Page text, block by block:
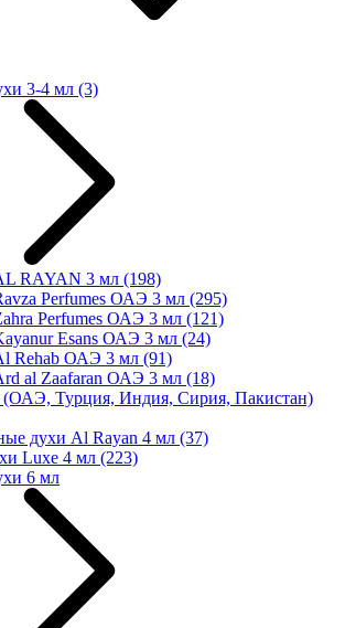
3-4 мл (3)
RAYAN 3 мл (198)
Perfumes ОАЭ 3 мл (295)
Perfumes ОАЭ 3 мл (121)
Esans ОАЭ 3 мл (24)
Rehab ОАЭ 3 мл (91)
al Zaafaran ОАЭ 3 мл (18)
(ОАЭ, Турция, Индия, Сирия, Пакистан)
духи Al Rayan 4 мл (37)
Luxe 4 мл (223)
6 мл